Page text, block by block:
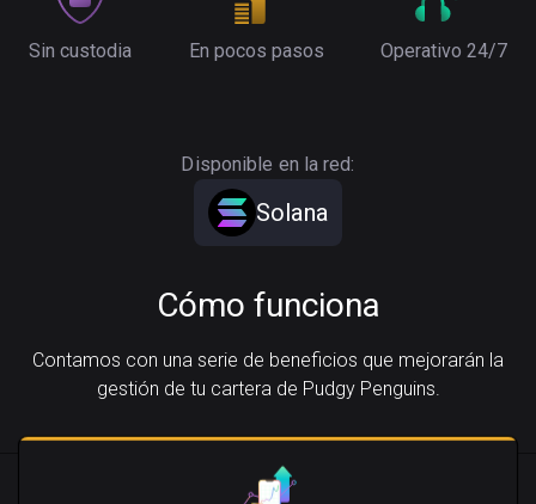
Sin custodia En pocos pasos Operativo 24/7
Disponible en la red:
Solana
Cómo funciona
Contamos con una serie de beneficios que mejorarán la
gestión de tu cartera de Pudgy Penguins.